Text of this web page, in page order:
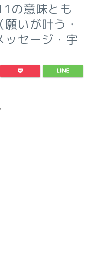
の意味とも
いが叶う・
ッセージ・宇